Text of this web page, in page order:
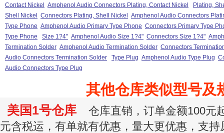
Contact Nickel
Amphenol Audio Connectors Plating, Contact Nickel
Plating,
Shell Nickel
Connectors Plating, Shell Nickel
Amphenol Audio Connectors
Type Phone Amphenol Audio Primary Type Phone Connectors Primary Type
Type Phone
Size 1?4" Amphenol Audio Size 1?4" Connectors Size 1?4"
Termination Solder Amphenol Audio Termination Solder Connectors
Audio Connectors Termination Solder
Type Plug Amphenol Audio Type Plug
Audio Connectors Type Plug
其他仓库类似型号及
美国1号仓库 仓库直销，订单金额100元
元含税运，有单就有优惠，量大更优惠，支持